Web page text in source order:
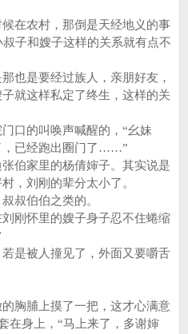
农村，那倒是天经地义的事
子和嫂子这样的关系就有点不
是要经过族人，亲朋好友，
就这样私定了终生，这样的关
的叫唤声喊醒的，“幺妹
，已经跑出圈门了……”
家里的杨倩婶子。其实说是
，刘刚的辈分太小了。
伯伯之类的。
怀里的嫂子身子忍不住蜷缩
被人撞见了，外面又要嚼舌
脯上摸了一把，这才心满意
在身上，“马上来了，多谢婶